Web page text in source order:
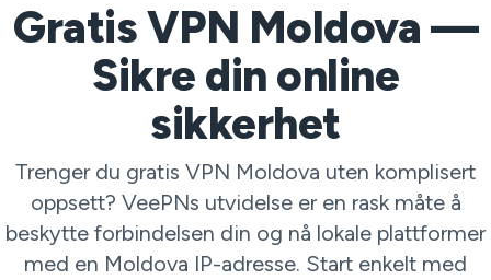
Gratis VPN Moldova —
Sikre din online
sikkerhet
Trenger du gratis VPN Moldova uten komplisert
oppsett? VeePNs utvidelse er en rask måte å
beskytte forbindelsen din og nå lokale plattformer
med en Moldova IP-adresse. Start enkelt med